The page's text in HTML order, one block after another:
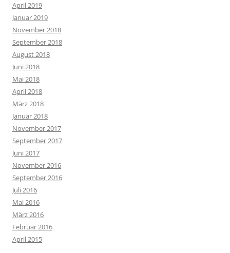
April 2019
Januar 2019
November 2018
September 2018
August 2018
Juni 2018
Mai 2018
April 2018
März 2018
Januar 2018
November 2017
September 2017
Juni 2017
November 2016
September 2016
Juli 2016
Mai 2016
März 2016
Februar 2016
April 2015